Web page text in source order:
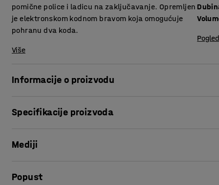
pomične police i ladicu na zaključavanje. Opremljen
je elektronskom kodnom bravom koja omogućuje
pohranu dva koda.
Više
Informacije o proizvodu
važnih dokumenata kao što su ugovori, certifikati i dopisi.
zaključavanje koja služi za pohranjivanje manjih
registratori.
Specifikacije proizvoda
Širina:
Visina, Unutarnja
Mediji
Popust